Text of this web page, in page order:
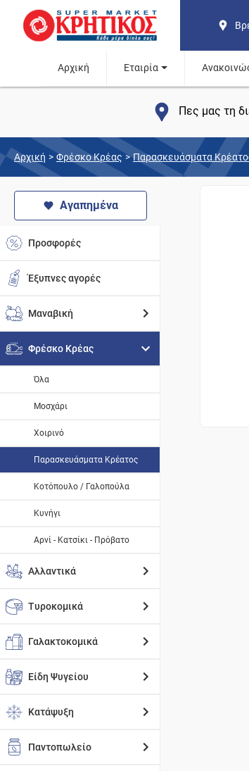
Αρχική Εταιρία
Πες μας τη
Αρχική > Φρέσκο Κρέας > Παρασκευάσματα
Αγαπημένα
Προσφορές
Έξυπνες αγορές
Μαναβική
Φρέσκο Κρέας
Όλα
Μοσχάρι
Χοιρινό
Παρασκευάσματα Κρέατος
Κοτόπουλο / Γαλοπούλα
Κυνήγι
Αρνί - Κατσίκι - Πρόβατο
Αλλαντικά
Τυροκομικά
Γαλακτοκομικά
Είδη Ψυγείου
Κατάψυξη
Παντοπωλείο